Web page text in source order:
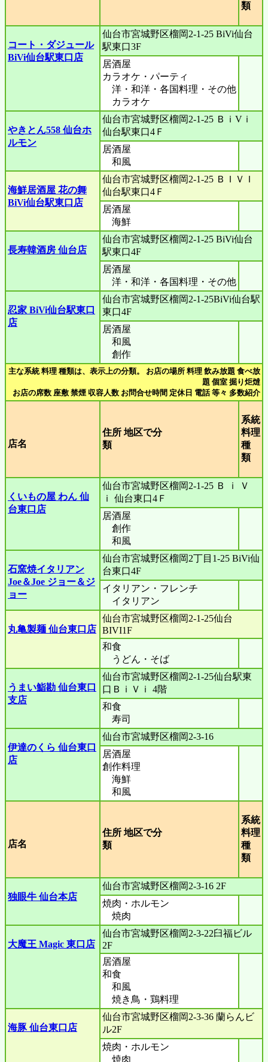
類
コート・ダジュール
BiVi仙台駅東口店
仙台市宮城野区榴岡2-1-25 BiVi仙台
駅東口3F
居酒屋
カラオケ・パーティ
洋・和洋・各国料理・その他
カラオケ
やきとん558 仙台ホ
ルモン
仙台市宮城野区榴岡2-1-25 ＢｉVｉ
仙台駅東口4Ｆ
居酒屋
和風
海鮮居酒屋 花の舞
BiVi仙台駅東口店
仙台市宮城野区榴岡2-1-25 ＢＩＶＩ
仙台駅東口4Ｆ
居酒屋
海鮮
長寿韓酒房 仙台店
仙台市宮城野区榴岡2-1-25 BiVi仙台
駅東口4F
居酒屋
洋・和洋・各国料理・その他
忍家 BiVi仙台駅東口
店
仙台市宮城野区榴岡2-1-25BiVi仙台駅
東口4F
居酒屋
和風
創作
主な系統 料理 種類は、表示上の分類。 お店の場所 料理 飲み放題 食べ放
題 個室 掘り炬燵
お店の席数 座敷 禁煙 収容人数 お問合せ時間 定休日 電話 等々 多数紹介
店名
住所 地区で分
類
系統
料理
種
類
くいもの屋 わん 仙
台東口店
仙台市宮城野区榴岡2-1-25 Ｂ ｉ Ｖ
ｉ 仙台東口4Ｆ
居酒屋
創作
和風
石窯焼イタリアン
Joe＆Joe ジョー＆ジ
ョー
仙台市宮城野区榴岡2丁目1-25 BiVi仙
台東口4F
イタリアン・フレンチ
イタリアン
丸亀製麺 仙台東口店
仙台市宮城野区榴岡2-1-25仙台
BIVI1F
和食
うどん・そば
うまい鮨勘 仙台東口
支店
仙台市宮城野区榴岡2-1-25仙台駅東
口ＢｉＶｉ 4階
和食
寿司
伊達のくら 仙台東口
店
仙台市宮城野区榴岡2-3-16
居酒屋
創作料理
海鮮
和風
店名
住所 地区で分
類
系統
料理
種
類
独眼牛 仙台本店
仙台市宮城野区榴岡2-3-16 2F
焼肉・ホルモン
焼肉
大魔王 Magic 東口店
仙台市宮城野区榴岡2-3-22臼福ビル
2F
居酒屋
和食
和風
焼き鳥・鶏料理
海豚 仙台東口店
仙台市宮城野区榴岡2-3-36 蘭らんビ
ル2F
焼肉・ホルモン
焼肉